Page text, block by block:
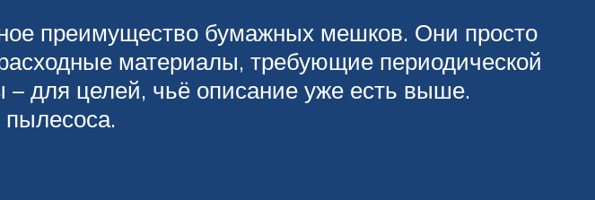
преимущество бумажных мешков. Они просто
материалы, требующие периодической
– для целей, чьё описание уже есть выше.